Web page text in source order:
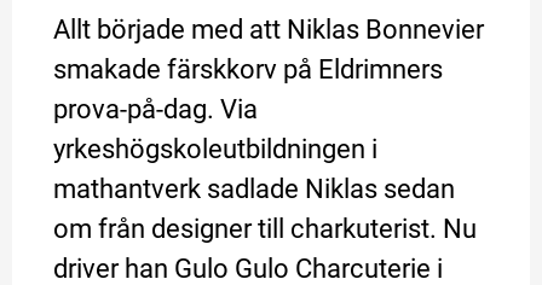
Allt började med att Niklas Bonnevier
smakade färskkorv på Eldrimners
prova-på-dag. Via
yrkeshögskoleutbildningen i
mathantverk sadlade Niklas sedan
om från designer till charkuterist. Nu
driver han Gulo Gulo Charcuterie i